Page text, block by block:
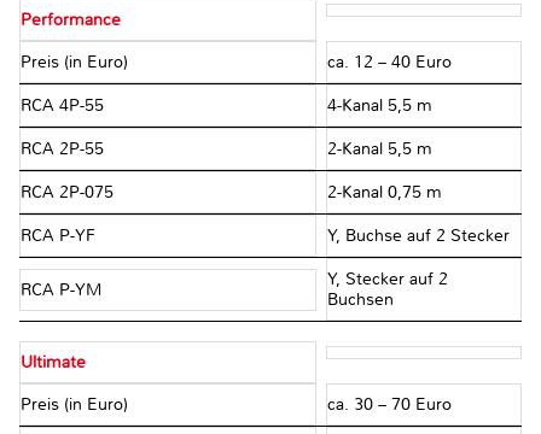
Performance
Preis (in Euro) ca. 12 – 40 Euro
RCA 4P-55 4-Kanal 5,5 m
RCA 2P-55 2-Kanal 5,5 m
RCA 2P-075 2-Kanal 0,75 m
RCA P-YF Y, Buchse auf 2 Stecker
RCA P-YM
Y, Stecker auf 2
Buchsen
Ultimate
Preis (in Euro) ca. 30 – 70 Euro